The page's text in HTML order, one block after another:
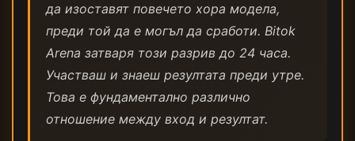
да изоставят повечето хора модела,
преди той да е могъл да сработи. Bitok
Arena затваря този разрив до 24 часа.
Участваш и знаеш резултата преди утре.
Това е фундаментално различно
отношение между вход и резултат.